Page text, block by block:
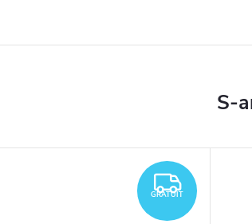
GRATUIT
GRATUIT